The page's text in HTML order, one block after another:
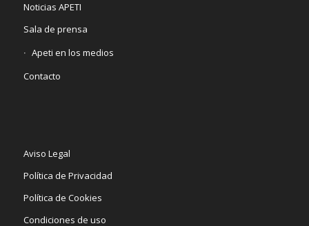
Noticias APETI
Sala de prensa
Apeti en los medios
Contacto
Aviso Legal
Política de Privacidad
Política de Cookies
Condiciones de uso